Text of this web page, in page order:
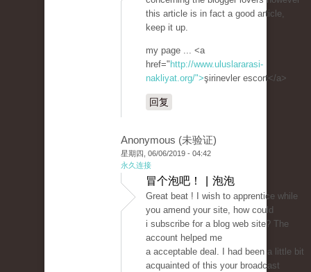
this article is in fact a good article,
keep it up.
my page ... <a
href=" http://www.uluslararasi-
nakliyat.org/">şirinevler escort</a>
回复
Anonymous (未验证)
星期四, 06/06/2019 - 04:42
永久连接
冒个泡吧！ | 泡泡
Great beat ! I wish to apprentice while
you amend your site, how could
i subscribe for a blog web site? The
account helped me
a acceptable deal. I had been a little bit
acquainted of this your broadcast